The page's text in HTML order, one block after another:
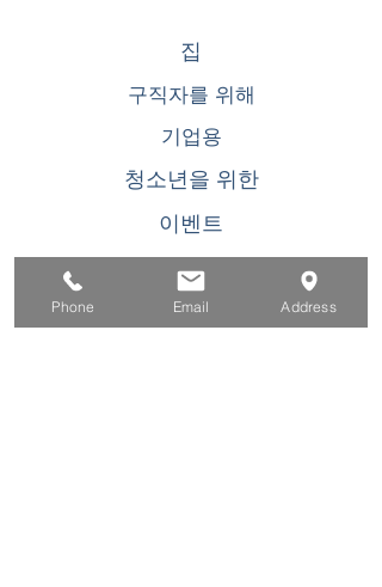
집
구직자를 위해
기업용
청소년을 위한
이벤트
에 대한
연락하다
Phone Email Address